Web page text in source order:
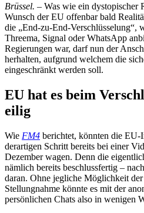
Brüssel. – Was wie ein dystopischer
Wunsch der EU offenbar bald
die „End-zu-End-Verschlüsselung“,
Threema, Signal oder WhatsApp
Regierungen war, darf nun der
herhalten, aufgrund welchem die
eingeschränkt werden soll.
EU hat es beim
eilig
Wie FM4 berichtet, könnten die EU-
derartigen Schritt bereits bei einer
Dezember wagen. Denn die
nämlich bereits beschlussfertig –
daran. Ohne jegliche Möglichkeit
Stellungnahme könnte es mit der
persönlichen Chats also in wenigen